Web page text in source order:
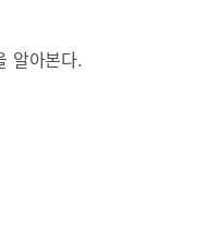
알아본다.